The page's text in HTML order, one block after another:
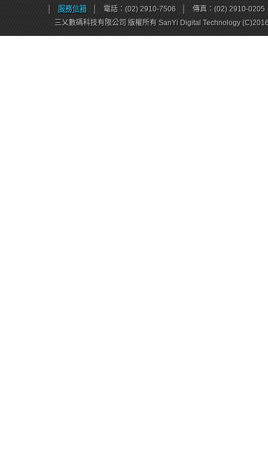
服務信箱 電話：(02) 2910-7506
傳真：(02) 2910-0205
三乂數碼科技有限公司 版權所有 SanYi Digital Technology